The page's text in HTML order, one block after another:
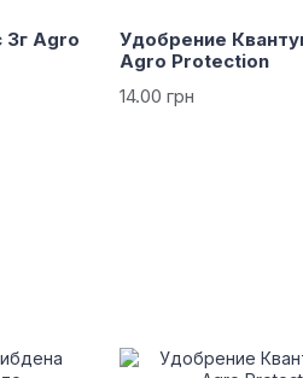
Agro
Удобрение
Agro Protection
14.00 грн